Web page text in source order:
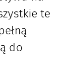
te
do